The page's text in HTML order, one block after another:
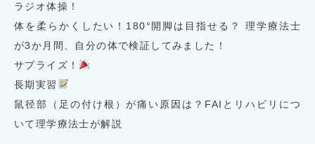
ラジオ体操！
体を柔らかくしたい！180°開脚は目指せる？ 理学療法士
が3か月間、自分の体で検証してみました！
サプライズ！
長期実習
鼠径部（足の付け根）が痛い原因は？FAIとリハビリにつ
いて理学療法士が解説